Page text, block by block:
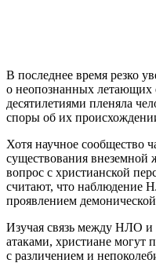
В последнее время резко
о неопознанных
десятилетиями пленяла
споры об их
Хотя научное сообщество
существования внеземной
вопрос с христианской
считают, что наблюдение
проявлением
Изучая связь между НЛО
атаками, христиане могут
с различением и